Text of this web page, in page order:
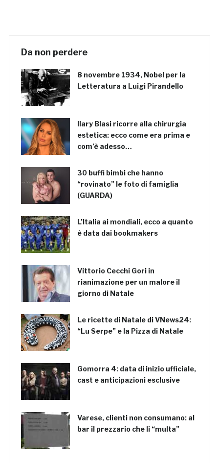
Da non perdere
8 novembre 1934, Nobel per la
Letteratura a Luigi Pirandello
Ilary Blasi ricorre alla chirurgia
estetica: ecco come era prima e
com’è adesso…
30 buffi bimbi che hanno
“rovinato” le foto di famiglia
(GUARDA)
L’Italia ai mondiali, ecco a quanto
è data dai bookmakers
Vittorio Cecchi Gori in
rianimazione per un malore il
giorno di Natale
Le ricette di Natale di VNews24:
“Lu Serpe” e la Pizza di Natale
Gomorra 4: data di inizio ufficiale,
cast e anticipazioni esclusive
Varese, clienti non consumano: al
bar il prezzario che li “multa”